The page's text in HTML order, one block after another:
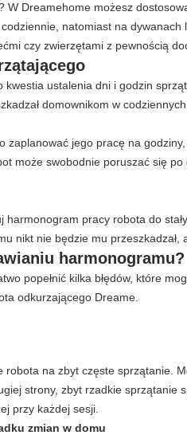
W Dreamehome możesz
natomiast na
czy zwierzętami z pewnością
ustalenia dni i godzin
domownikom w
zaplanować jego pracę na
może swobodnie poruszać się
pracy robota do
nikt nie będzie mu przeszkadzał,
harmonogramu?
popełnić kilka błędów, które
odkurzającego Dreame.
robota na zbyt częste sprzątanie.
strony, zbyt rzadkie sprzątanie
przy każdej sesji.
zmian w domu